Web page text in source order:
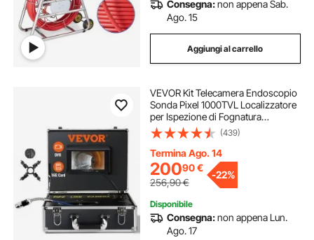
Consegna:non appena Sab.
Ago. 15
Aggiungi al carrello
VEVOR Kit Telecamera Endoscopio
Sonda Pixel 1000TVL Localizzatore
per Ispezione di Fognatura
Schermo Colorata 7 Pollici,
Telecamera Ispezione Sonda Cavo
da 20m per Tubi Angolazione
(439)
Termina Ago. 14
20090€
256,90€
-22%
Disponibile
Consegna:non appena Lun.
Ago. 17